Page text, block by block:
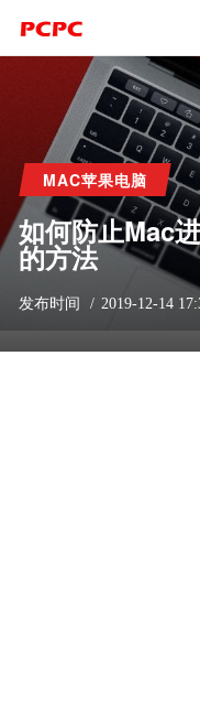
MAC苹果电脑
如何防止Mac
的方法
发布时间 2019-12-14